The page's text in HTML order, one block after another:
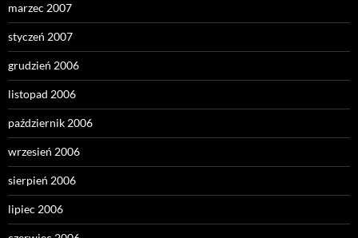
marzec 2007
styczeń 2007
grudzień 2006
listopad 2006
październik 2006
wrzesień 2006
sierpień 2006
lipiec 2006